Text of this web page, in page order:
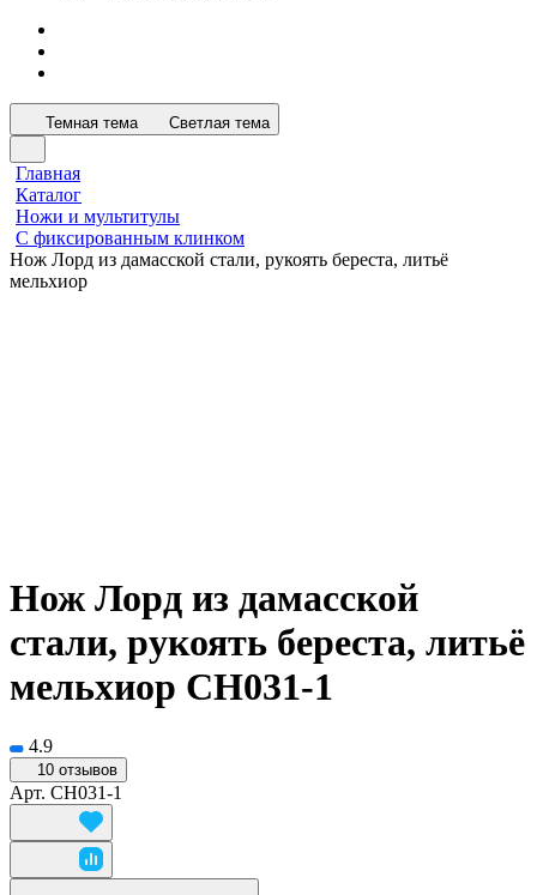
Темная тема Светлая тема
Главная
Каталог
Ножи и мультитулы
С фиксированным клинком
Нож Лорд из дамасской стали, рукоять береста, литьё
мельхиор
Нож Лорд из дамасской
стали, рукоять береста, литьё
мельхиор CH031-1
4.9
10 отзывов
Арт. CH031-1